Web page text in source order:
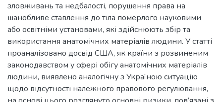
зловживань та недбалості, порушення права на
шанобливе ставлення до тіла померлого науковими
або освітніми установами, які здійснюють збір та
використання анатомічних матеріалів людини. У статті
проаналізовано досвід США, як країни з розвиненим
законодавством у сфері обігу анатомічних матеріалів
людини, виявлено аналогічну з Україною ситуацію
щодо відсутності належного правового регулювання,